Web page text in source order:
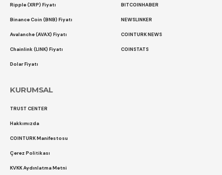
Ripple (XRP) Fiyatı
Binance Coin (BNB) Fiyatı
Avalanche (AVAX) Fiyatı
Chainlink (LINK) Fiyatı
Dolar Fiyatı
BITCOINHABER
NEWSLINKER
COINTURK NEWS
COINSTATS
KURUMSAL
TRUST CENTER
Hakkımızda
COINTURK Manifestosu
Çerez Politikası
KVKK Aydınlatma Metni